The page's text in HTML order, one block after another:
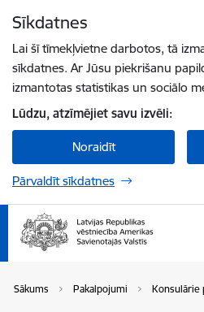
Sīkdatnes
Lai šī tīmekļvietne darbotos, tā
sīkdatnes. Ar Jūsu piekrišanu
izmantotas statistikas un sociālo
Lūdzu, atzīmējiet savu izvēli:
Noraidīt
Pārvaldīt sīkdatnes
Sākums Pakalpojumi Konsulārie